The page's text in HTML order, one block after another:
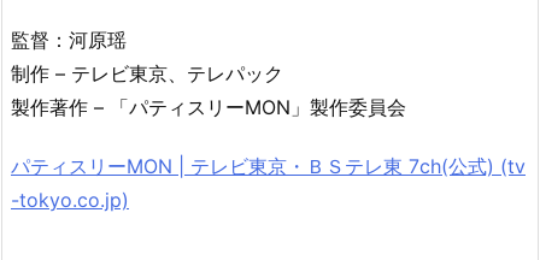
監督：河原瑶
制作 – テレビ東京、テレパック
製作著作 – 「パティスリーMON」製作委員会
パティスリーMON | テレビ東京・ＢＳテレ東 7ch(公式) (tv
-tokyo.co.jp)